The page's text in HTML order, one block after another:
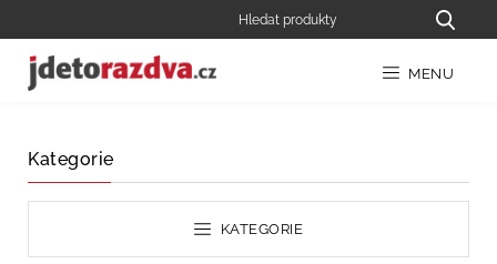
MENU
Kategorie
KATEGORIE